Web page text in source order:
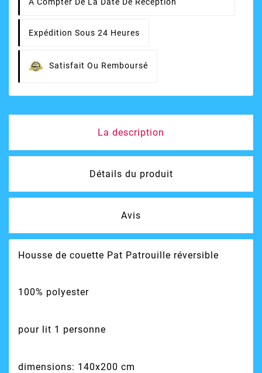
Expédition Sous 24 Heures
Satisfait Ou Remboursé
La description
Détails du produit
Avis
Housse de couette Pat Patrouille réversible
100% polyester
pour lit 1 personne
dimensions: 140x200 cm